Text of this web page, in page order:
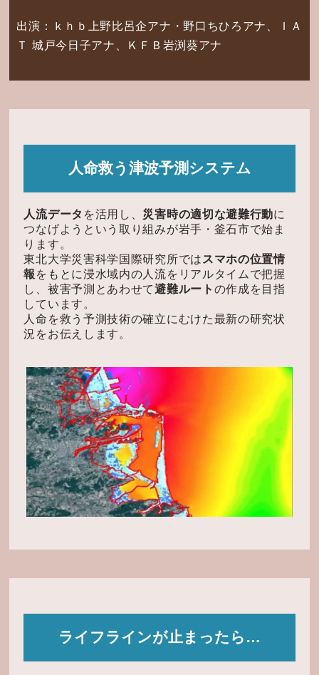
出演：ｋｈｂ上野比呂企アナ・野口ちひろアナ、ＩＡ
Ｔ 城戸今日子アナ、ＫＦＢ岩渕葵アナ
人命救う津波予測システム
人流データ を活用し、 災害時の適切な避難行動に
つなげようという取り組みが岩手・釜石市で始ま
ります。
東北大学災害科学国際研究所では スマホの位置情
報 をもとに浸水域内の人流をリアルタイムで把握
し、 被害予測とあわせて避難ルート の作成を目指
しています。
人命を救う予測技術の確立にむけた最新の研究状
況をお伝えします。
ライフラインが止まったら…